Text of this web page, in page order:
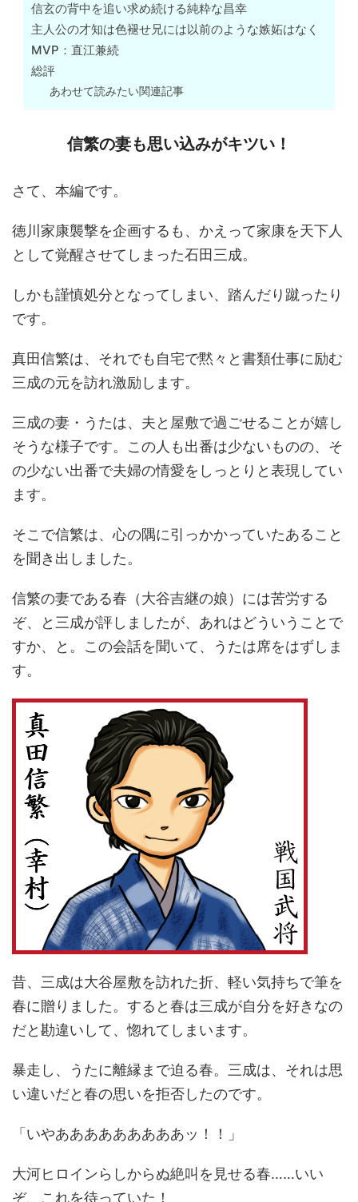
信玄の背中を追い求め続ける純粋な昌幸
主人公の才知は色褪せ兄には以前のような嫉妬はなく
MVP：直江兼続
総評
あわせて読みたい関連記事
信繁の妻も思い込みがキツい！
さて、本編です。
徳川家康襲撃を企画するも、かえって家康を天下人
として覚醒させてしまった石田三成。
しかも謹慎処分となってしまい、踏んだり蹴ったり
です。
真田信繁は、それでも自宅で黙々と書類仕事に励む
三成の元を訪れ激励します。
三成の妻・うたは、夫と屋敷で過ごせることが嬉し
そうな様子です。この人も出番は少ないものの、そ
の少ない出番で夫婦の情愛をしっとりと表現してい
ます。
そこで信繁は、心の隅に引っかかっていたあること
を聞き出しました。
信繁の妻である春（大谷吉継の娘）には苦労する
ぞ、と三成が評しましたが、あれはどういうことで
すか、と。この会話を聞いて、うたは席をはずしま
す。
昔、三成は大谷屋敷を訪れた折、軽い気持ちで筆を
春に贈りました。すると春は三成が自分を好きなの
だと勘違いして、惚れてしまいます。
暴走し、うたに離縁まで迫る春。三成は、それは思
い違いだと春の思いを拒否したのです。
「いやあああああああああッ！！」
大河ヒロインらしからぬ絶叫を見せる春……いい
ぞ、これを待っていた！